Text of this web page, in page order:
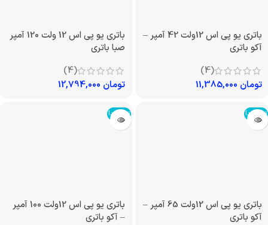
باتری یو پی اس 12ولت 42 آمپر –
آکو باتری
(4)
تومان
باتری یو پی اس 12 ولت 120 آمپر
صبا باتری
(4)
تومان
تمام شد!
باتری یو پی اس 12ولت 65 آمپر –
آکو باتری
تمام شد!
باتری یو پی اس 12ولت 100 آمپر
– آکو باتری